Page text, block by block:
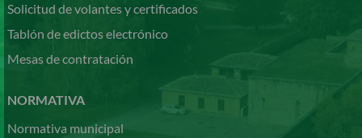
Solicitud de volantes y certificados
Tablón de edictos electrónico
Mesas de contratación
NORMATIVA
Normativa municipal